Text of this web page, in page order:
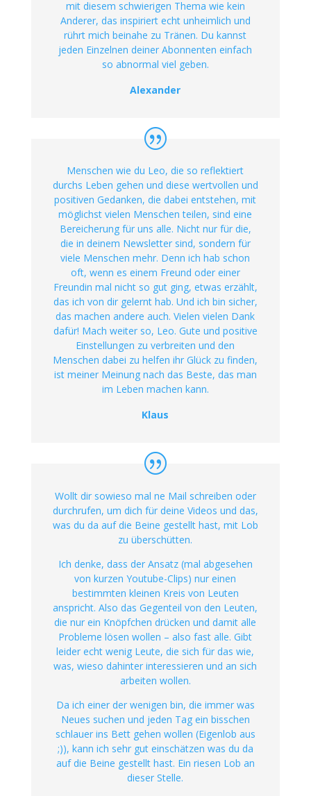
mit diesem schwierigen Thema wie kein
Anderer, das inspiriert echt unheimlich und
rührt mich beinahe zu Tränen. Du kannst
jeden Einzelnen deiner Abonnenten einfach
so abnormal viel geben.
Alexander
Menschen wie du Leo, die so reflektiert
durchs Leben gehen und diese wertvollen und
positiven Gedanken, die dabei entstehen, mit
möglichst vielen Menschen teilen, sind eine
Bereicherung für uns alle. Nicht nur für die,
die in deinem Newsletter sind, sondern für
viele Menschen mehr. Denn ich hab schon
oft, wenn es einem Freund oder einer
Freundin mal nicht so gut ging, etwas erzählt,
das ich von dir gelernt hab. Und ich bin sicher,
das machen andere auch. Vielen vielen Dank
dafür! Mach weiter so, Leo. Gute und positive
Einstellungen zu verbreiten und den
Menschen dabei zu helfen ihr Glück zu finden,
ist meiner Meinung nach das Beste, das man
im Leben machen kann.
Klaus
Wollt dir sowieso mal ne Mail schreiben oder
durchrufen, um dich für deine Videos und das,
was du da auf die Beine gestellt hast, mit Lob
zu überschütten.
Ich denke, dass der Ansatz (mal abgesehen
von kurzen Youtube-Clips) nur einen
bestimmten kleinen Kreis von Leuten
anspricht. Also das Gegenteil von den Leuten,
die nur ein Knöpfchen drücken und damit alle
Probleme lösen wollen – also fast alle. Gibt
leider echt wenig Leute, die sich für das wie,
was, wieso dahinter interessieren und an sich
arbeiten wollen.
Da ich einer der wenigen bin, die immer was
Neues suchen und jeden Tag ein bisschen
schlauer ins Bett gehen wollen (Eigenlob aus
;)), kann ich sehr gut einschätzen was du da
auf die Beine gestellt hast. Ein riesen Lob an
dieser Stelle.